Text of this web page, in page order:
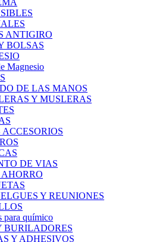
ANTIGIRO
BOLSAS
Magnesio
DE LAS MANOS
Y MUSLERAS
ACCESORIOS
DE VIAS
Y REUNIONES
para químico
BURILADORES
Y ADHESIVOS